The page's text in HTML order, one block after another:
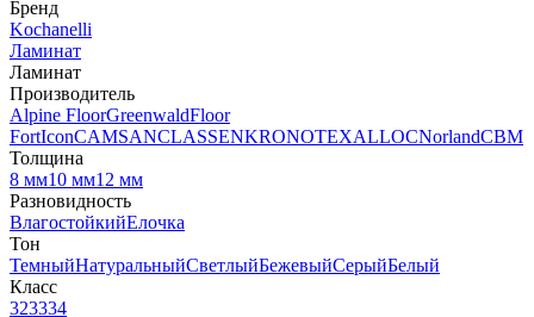
Бренд
Kochanelli
Ламинат
Ламинат
Производитель
Alpine FloorGreenwaldFloor
FortIconCAMSANCLASSENKRONOTEXALLOCNorlandCBM
Толщина
8 мм10 мм12 мм
Разновидность
ВлагостойкийЕлочка
Тон
ТемныйНатуральныйСветлыйБежевыйСерыйБелый
Класс
323334